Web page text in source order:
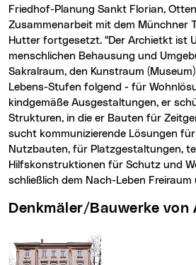
Friedhof-Planung Sankt Florian,
Zusammenarbeit mit dem Münchner
Hutter fortgesetzt. "Der Archietkt ist
menschlichen Behausung und
Sakralraum, den Kunstraum
Lebens-Stufen folgend - für
kindgemäße Ausgestaltungen, er
Strukturen, in die er Bauten für
sucht kommunizierende Lösungen
Nutzbauten, für Platzgestaltungen,
Hilfskonstruktionen für Schutz und
schließlich dem Nach-Leben
Denkmäler/Bauwerke